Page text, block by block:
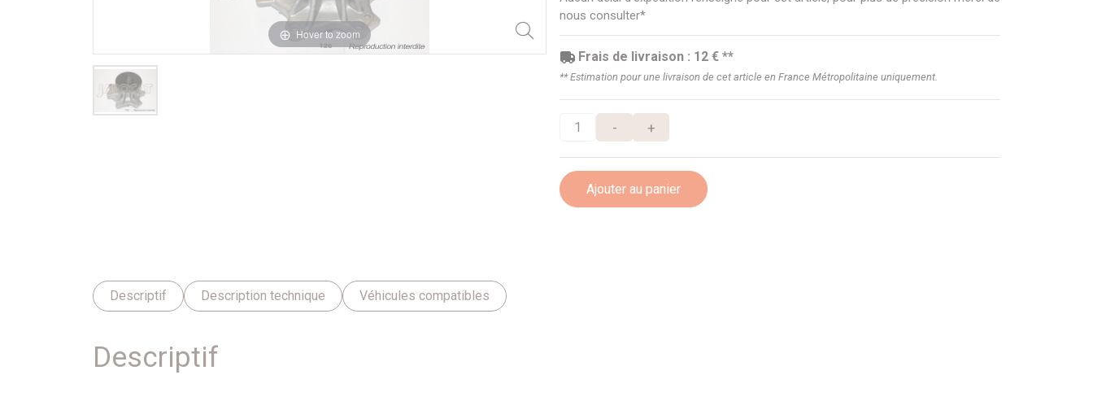
Hover to zoom
nous consulter*
Frais de livraison : 12 € **
** Estimation pour une livraison de cet article en France Métropolitaine uniquement.
- +
Ajouter au panier
Descriptif Description technique Véhicules compatibles
Descriptif